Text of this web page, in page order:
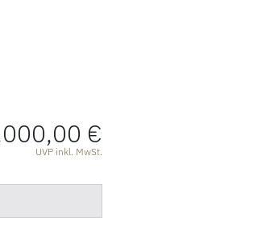
€
UVP inkl. MwSt.